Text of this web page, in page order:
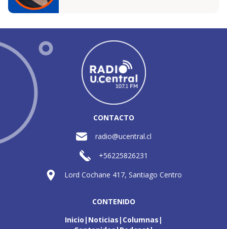
CONTACTO
radio@ucentral.cl
+56225826231
Lord Cochane 417, Santiago Centro
CONTENIDO
Inicio Noticias Columnas